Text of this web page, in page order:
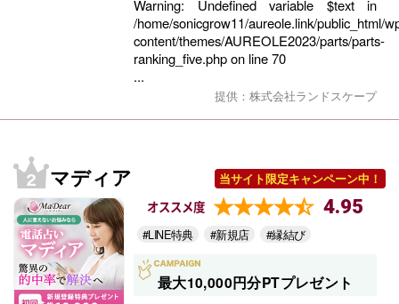
Warning: Undefined variable $text in
/home/sonicgrow11/aureole.link/public_html/
content/themes/AUREOLE2023/parts/parts-
ranking_five.phpon line70
...
提供：株式会社ランドスケープ
マディア 当サイト限定キャンペーン中！
オススメ度 4.95
#LINE特典 #新規店 #縁結び
最大10,000円分PTプレゼント